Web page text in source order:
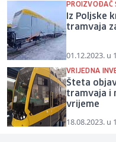
PROIZVOĐAČ
Iz Poljske
tramvaja
01.12.2023. u
VRIJEDNA
Šteta
tramvaja i
vrijeme
18.08.2023. u